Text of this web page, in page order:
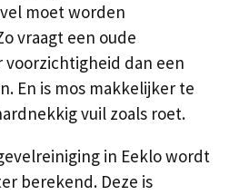
moet worden
vraagt een oude
dan een
En is mos makkelijker te
vuil zoals roet.
in Eeklo wordt
berekend. Deze is